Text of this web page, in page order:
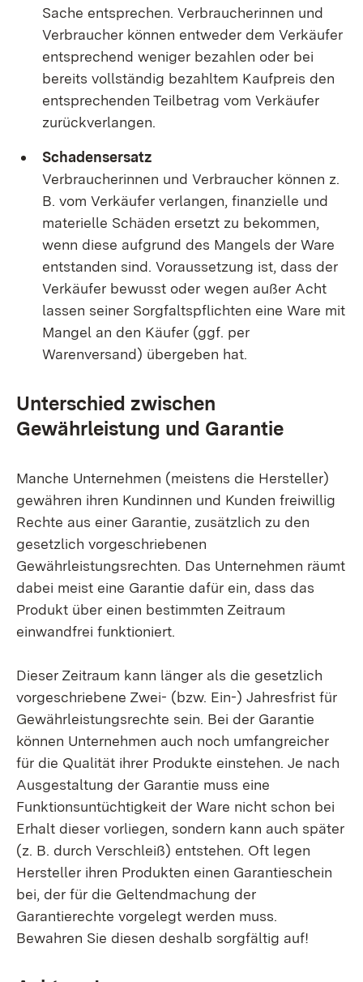
Sache entsprechen. Verbraucherinnen und
Verbraucher können entweder dem Verkäufer
entsprechend weniger bezahlen oder bei
bereits vollständig bezahltem Kaufpreis den
entsprechenden Teilbetrag vom Verkäufer
zurückverlangen.
Schadensersatz
Verbraucherinnen und Verbraucher können z.
B. vom Verkäufer verlangen, finanzielle und
materielle Schäden ersetzt zu bekommen,
wenn diese aufgrund des Mangels der Ware
entstanden sind. Voraussetzung ist, dass der
Verkäufer bewusst oder wegen außer Acht
lassen seiner Sorgfaltspflichten eine Ware mit
Mangel an den Käufer (ggf. per
Warenversand) übergeben hat.
Unterschied zwischen
Gewährleistung und Garantie
Manche Unternehmen (meistens die Hersteller)
gewähren ihren Kundinnen und Kunden freiwillig
Rechte aus einer Garantie, zusätzlich zu den
gesetzlich vorgeschriebenen
Gewährleistungsrechten. Das Unternehmen räumt
dabei meist eine Garantie dafür ein, dass das
Produkt über einen bestimmten Zeitraum
einwandfrei funktioniert.
Dieser Zeitraum kann länger als die gesetzlich
vorgeschriebene Zwei- (bzw. Ein-) Jahresfrist für
Gewährleistungsrechte sein. Bei der Garantie
können Unternehmen auch noch umfangreicher
für die Qualität ihrer Produkte einstehen. Je nach
Ausgestaltung der Garantie muss eine
Funktionsuntüchtigkeit der Ware nicht schon bei
Erhalt dieser vorliegen, sondern kann auch später
(z. B. durch Verschleiß) entstehen. Oft legen
Hersteller ihren Produkten einen Garantieschein
bei, der für die Geltendmachung der
Garantierechte vorgelegt werden muss.
Bewahren Sie diesen deshalb sorgfältig auf!